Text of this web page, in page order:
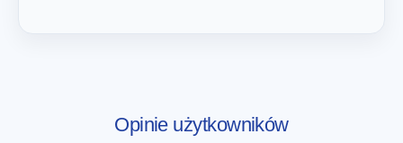
Opinie użytkowników